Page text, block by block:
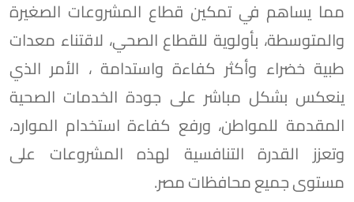
مما يساهم في تمكين قطاع المشروعات الصغيرة
والمتوسطة، بأولوية للقطاع الصحي، لاقتناء معدات
طبية خضراء وأكثر كفاءة واستدامة ، الأمر الذي
ينعكس بشكل مباشر على جودة الخدمات الصحية
المقدمة للمواطن، ورفع كفاءة استخدام الموارد،
وتعزز القدرة التنافسية لهذه المشروعات على
مستوى جميع محافظات مصر.